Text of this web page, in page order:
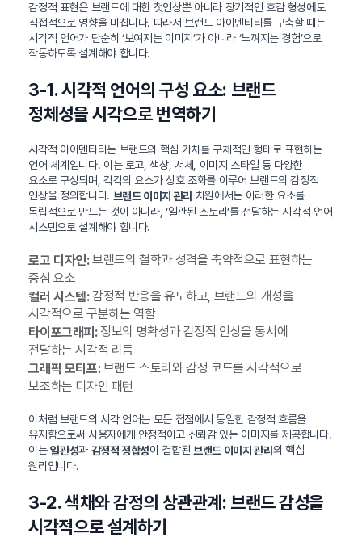
감정적 표현은 브랜드에 대한 첫인상뿐 아니라 장기적인 호감 형성에도
직접적으로 영향을 미칩니다. 따라서 브랜드 아이덴티티를 구축할 때는
시각적 언어가 단순히 ‘보여지는 이미지’가 아니라 ‘느껴지는 경험’으로
작동하도록 설계해야 합니다.
3-1. 시각적 언어의 구성 요소: 브랜드
정체성을 시각으로 번역하기
시각적 아이덴티티는 브랜드의 핵심 가치를 구체적인 형태로 표현하는
언어 체계입니다. 이는 로고, 색상, 서체, 이미지 스타일 등 다양한
요소로 구성되며, 각각의 요소가 상호 조화를 이루어 브랜드의 감정적
인상을 정의합니다. 브랜드 이미지 관리 차원에서는 이러한 요소를
독립적으로 만드는 것이 아니라, ‘일관된 스토리’를 전달하는 시각적 언어
시스템으로 설계해야 합니다.
로고 디자인:브랜드의 철학과 성격을 축약적으로 표현하는
중심 요소
컬러 시스템:감정적 반응을 유도하고, 브랜드의 개성을
시각적으로 구분하는 역할
타이포그래피:정보의 명확성과 감정적 인상을 동시에
전달하는 시각적 리듬
그래픽 모티프:브랜드 스토리와 감정 코드를 시각적으로
보조하는 디자인 패턴
이처럼 브랜드의 시각 언어는 모든 접점에서 동일한 감정적 흐름을
유지함으로써 사용자에게 안정적이고 신뢰감 있는 이미지를 제공합니다.
이는일관성과 감정적 정합성이 결합된 브랜드 이미지 관리의 핵심
원리입니다.
3-2. 색채와 감정의 상관관계: 브랜드 감성을
시각적으로 설계하기